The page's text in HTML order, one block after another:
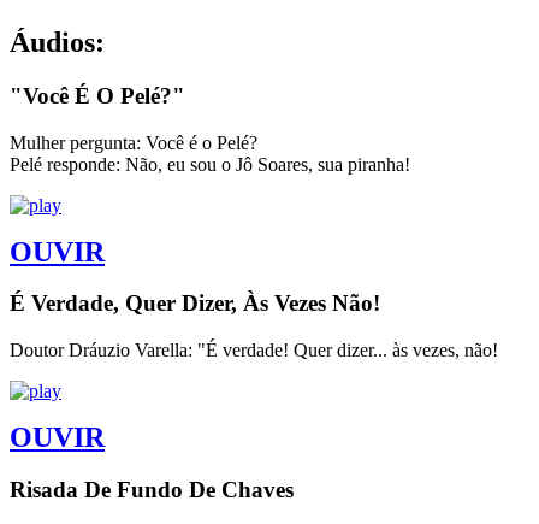
Áudios:
"Você É O Pelé?"
Mulher pergunta: Você é o Pelé?
Pelé responde: Não, eu sou o Jô Soares, sua piranha!
OUVIR
É Verdade, Quer Dizer, Às Vezes Não!
Doutor Dráuzio Varella: "É verdade! Quer dizer... às vezes, não!
OUVIR
Risada De Fundo De Chaves